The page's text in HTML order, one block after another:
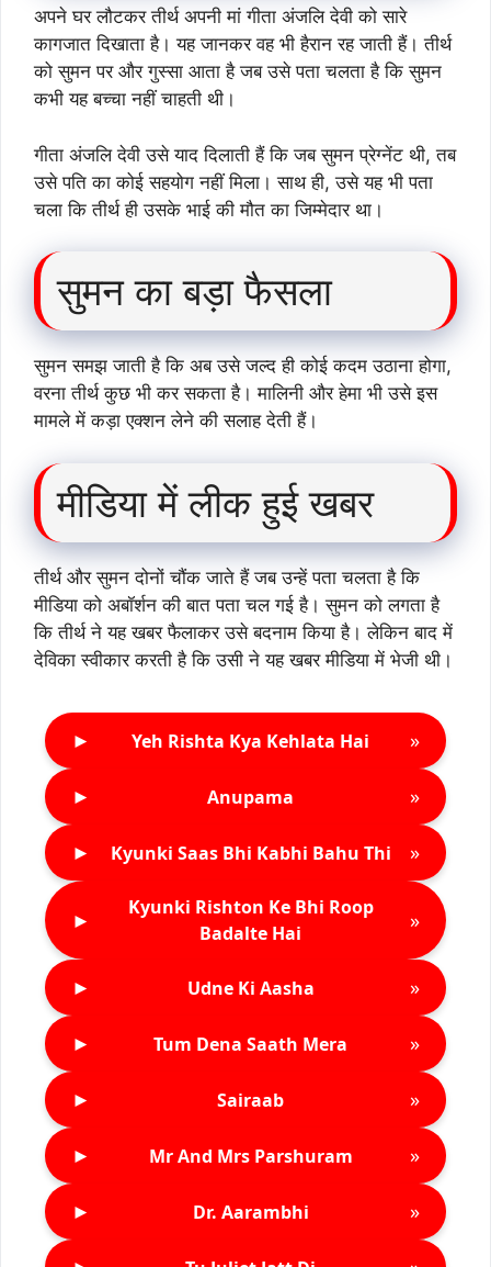
अपने घर लौटकर तीर्थ अपनी मां गीता अंजलि देवी को सारे
कागजात दिखाता है। यह जानकर वह भी हैरान रह जाती हैं। तीर्थ
को सुमन पर और गुस्सा आता है जब उसे पता चलता है कि सुमन
कभी यह बच्चा नहीं चाहती थी।
गीता अंजलि देवी उसे याद दिलाती हैं कि जब सुमन प्रेग्नेंट थी, तब
उसे पति का कोई सहयोग नहीं मिला। साथ ही, उसे यह भी पता
चला कि तीर्थ ही उसके भाई की मौत का जिम्मेदार था।
सुमन का बड़ा फैसला
सुमन समझ जाती है कि अब उसे जल्द ही कोई कदम उठाना होगा,
वरना तीर्थ कुछ भी कर सकता है। मालिनी और हेमा भी उसे इस
मामले में कड़ा एक्शन लेने की सलाह देती हैं।
मीडिया में लीक हुई खबर
तीर्थ और सुमन दोनों चौंक जाते हैं जब उन्हें पता चलता है कि
मीडिया को अबॉर्शन की बात पता चल गई है। सुमन को लगता है
कि तीर्थ ने यह खबर फैलाकर उसे बदनाम किया है। लेकिन बाद में
देविका स्वीकार करती है कि उसी ने यह खबर मीडिया में भेजी थी।
► Yeh Rishta Kya Kehlata Hai »
► Anupama »
► Kyunki Saas Bhi Kabhi Bahu Thi »
►
Kyunki Rishton Ke Bhi Roop
Badalte Hai
»
► Udne Ki Aasha »
► Tum Dena Saath Mera »
► Sairaab »
► Mr And Mrs Parshuram »
► Dr. Aarambhi »